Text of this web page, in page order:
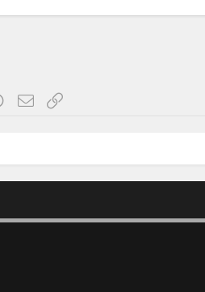
WhatsApp
Imejl Link